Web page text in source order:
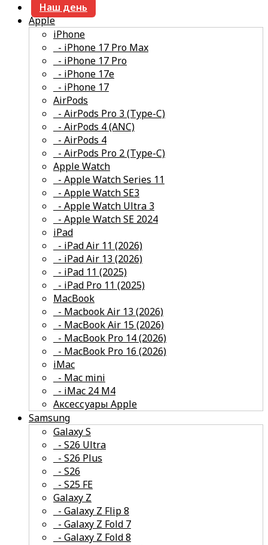
Наш день
Apple
iPhone
- iPhone 17 Pro Max
- iPhone 17 Pro
- iPhone 17e
- iPhone 17
AirPods
- AirPods Pro 3 (Type-C)
- AirPods 4 (ANC)
- AirPods 4
- AirPods Pro 2 (Type-C)
Apple Watch
- Apple Watch Series 11
- Apple Watch SE3
- Apple Watch Ultra 3
- Apple Watch SE 2024
iPad
- iPad Air 11 (2026)
- iPad Air 13 (2026)
- iPad 11 (2025)
- iPad Pro 11 (2025)
MacBook
- Macbook Air 13 (2026)
- MacBook Air 15 (2026)
- MacBook Pro 14 (2026)
- MacBook Pro 16 (2026)
iMac
- Mac mini
- iMac 24 M4
Аксессуары Apple
Samsung
Galaxy S
- S26 Ultra
- S26 Plus
- S26
- S25 FE
Galaxy Z
- Galaxy Z Flip 8
- Galaxy Z Fold 7
- Galaxy Z Fold 8